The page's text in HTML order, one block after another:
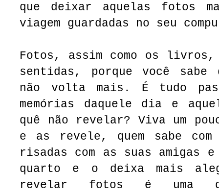
que deixar aquelas fotos
viagem guardadas no seu
Fotos, assim como os livros,
sentidas, porque você sabe
não volta mais. É tudo
memórias daquele dia e
quê não revelar? Viva um
e as revele, quem sabe
risadas com as suas amigas
quarto e o deixa mais
revelar fotos é uma